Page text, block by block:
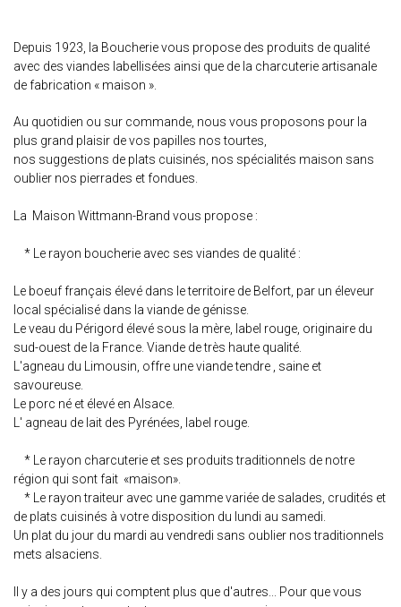
Depuis 1923, la Boucherie vous propose des produits de qualité
avec des viandes labellisées ainsi que de la charcuterie artisanale
de fabrication « maison ».
Au quotidien ou sur commande, nous vous proposons pour la
plus grand plaisir de vos papilles nos tourtes,
nos suggestions de plats cuisinés, nos spécialités maison sans
oublier nos pierrades et fondues.
La Maison Wittmann-Brand vous propose :
* Le rayon boucherie avec ses viandes de qualité :
Le boeuf français élevé dans le territoire de Belfort, par un éleveur
local spécialisé dans la viande de génisse.
Le veau du Périgord élevé sous la mère, label rouge, originaire du
sud-ouest de la France. Viande de très haute qualité.
L'agneau du Limousin, offre une viande tendre , saine et
savoureuse.
Le porc né et élevé en Alsace.
L' agneau de lait des Pyrénées, label rouge.
* Le rayon charcuterie et ses produits traditionnels de notre
région qui sont fait «maison».
* Le rayon traiteur avec une gamme variée de salades, crudités et
de plats cuisinés à votre disposition du lundi au samedi.
Un plat du jour du mardi au vendredi sans oublier nos traditionnels
mets alsaciens.
Il y a des jours qui comptent plus que d'autres... Pour que vous